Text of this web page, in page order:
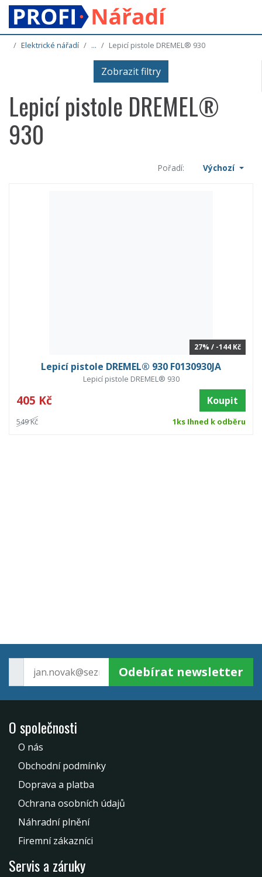
Elektrické nářadí ... Lepicí pistole DREMEL® 930
Zobrazit filtry
Lepicí pistole DREMEL®
930
Pořadí: Výchozí
27% / -144 Kč
Lepicí pistole DREMEL® 930 F0130930JA
Lepicí pistole DREMEL® 930
405 Kč Koupit
549 Kč 1ks Ihned k odběru
Odebírat newsletter
O společnosti
O nás
Obchodní podmínky
Doprava a platba
Ochrana osobních údajů
Náhradní plnění
Firemní zákazníci
Servis a záruky